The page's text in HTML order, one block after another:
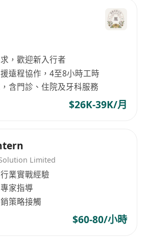
，歡迎新入行者
遠程協作，4至8小時工時
含門診、住院及牙科服務
$26K-39K/月
Limited
業實戰經驗
家指導
策略接觸
$60-80/小時